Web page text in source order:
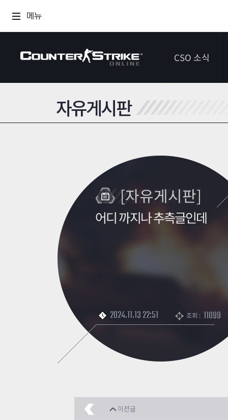
메뉴
CSO 소식
자유게시판
[자유게시판]
어디 까지나 추측글인데
2024.11.13 22:51 조회 : 11099
이전글